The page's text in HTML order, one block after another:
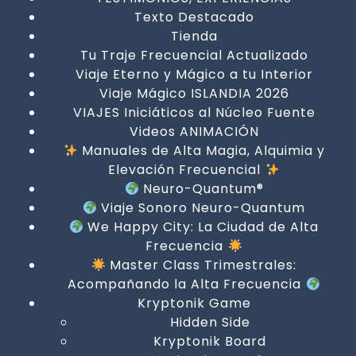
Texto Destacado
Tienda
Tu Traje Frecuencial Actualizado
Viaje Eterno y Mágico a tu Interior
Viaje Mágico ISLANDIA 2026
VIAJES Iniciáticos al Núcleo Fuente
Videos ANIMACIÓN
Manuales de Alta Magia, Alquimia y
Elevación Frecuencial
Neuro-Quantum®
Viaje Sonoro Neuro-Quantum
We Happy City: La Ciudad de Alta
Frecuencia
Master Class Trimestrales:
Acompañando la Alta Frecuencia
Kryptonik Game
Hidden Side
Kryptonik Board